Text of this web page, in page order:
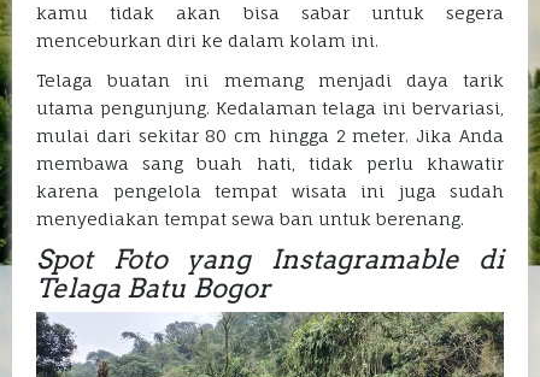
kamu tidak akan bisa sabar untuk segera
menceburkan diri ke dalam kolam ini.
Telaga buatan ini memang menjadi daya tarik
utama pengunjung. Kedalaman telaga ini bervariasi,
mulai dari sekitar 80 cm hingga 2 meter. Jika Anda
membawa sang buah hati, tidak perlu khawatir
karena pengelola tempat wisata ini juga sudah
menyediakan tempat sewa ban untuk berenang.
Spot Foto yang Instagramable di
Telaga Batu Bogor